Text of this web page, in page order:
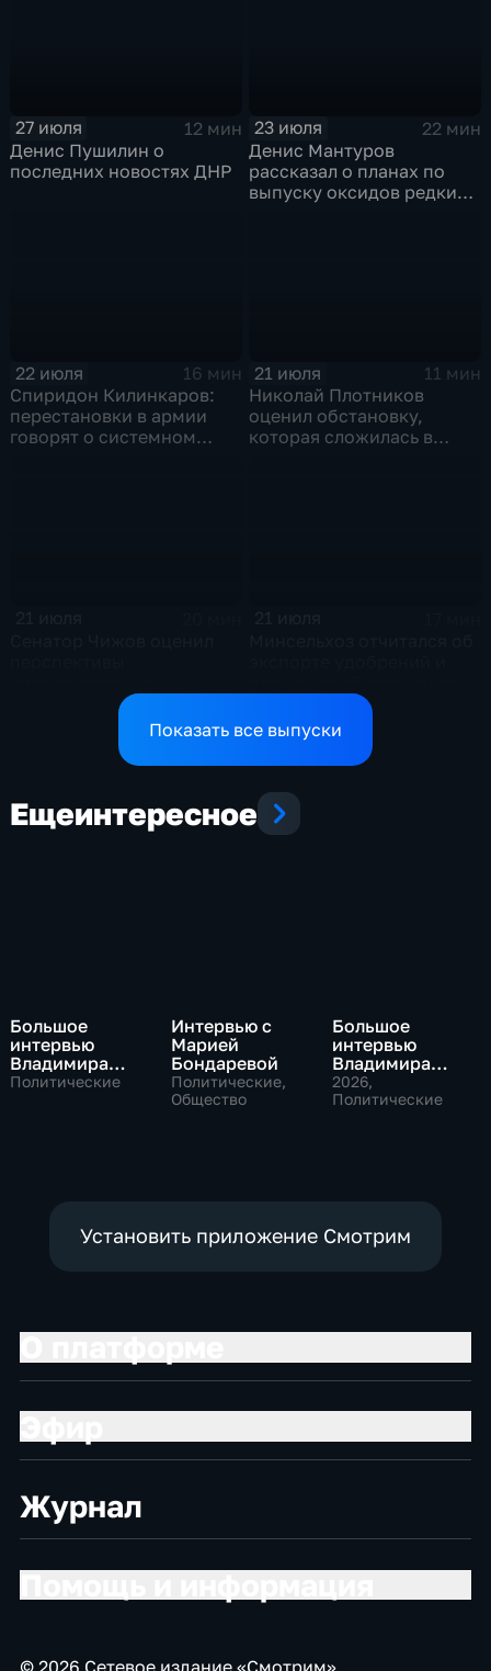
27 июля
12 мин
Денис Пушилин о
последних новостях ДНР
23 июля
22 мин
Денис Мантуров
рассказал о планах по
выпуску оксидов редких
22 июля
16 мин
Спиридон Килинкаров:
перестановки в армии
говорят о системном
21 июля
11 мин
Николай Плотников
оценил обстановку,
которая сложилась в
конфликтов на Ближнем
Востоке и диалог с
аграриев топливом
Показать все выпуски
Ещеинтересное
Большое
интервью
Владимира
Путина Сергею
Политические
Интервью с
Марией
Бондаревой
Политические,
Общество
Большое
интервью
Владимира
Соловьева
Роджеру
2026,
Политические
Установить приложение Смотрим
Журнал
© 2026 Сетевое издание «Смотрим»